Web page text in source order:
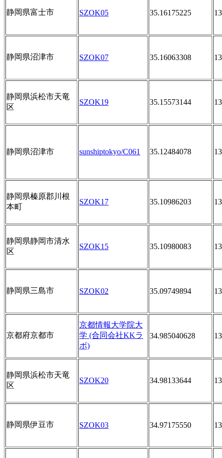
静岡県富士市 SZOK05 35.16175225
静岡県沼津市 SZOK07 35.16063308
静岡県浜松市天竜
区
SZOK19 35.15573144
静岡県沼津市 sunshiptokyo/C061 35.12484078
静岡県榛原郡川根
本町
SZOK17 35.10986203
静岡県静岡市清水
区
SZOK15 35.10980083
静岡県三島市 SZOK02 35.09749894
京都府京都市
京都情報大学院大
学 (合同会社KKラ
ボ)
34.985040628
静岡県浜松市天竜
区
SZOK20 34.98133644
静岡県伊豆市 SZOK03 34.97175550